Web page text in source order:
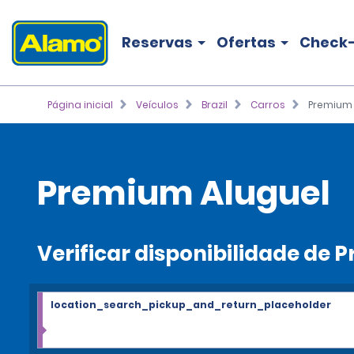
Reservas Ofertas
Página inicial Veículos Brazil Carros Premium
Premium Aluguel
Verificar disponibilidade de
location_search_pickup_and_return_placeholder